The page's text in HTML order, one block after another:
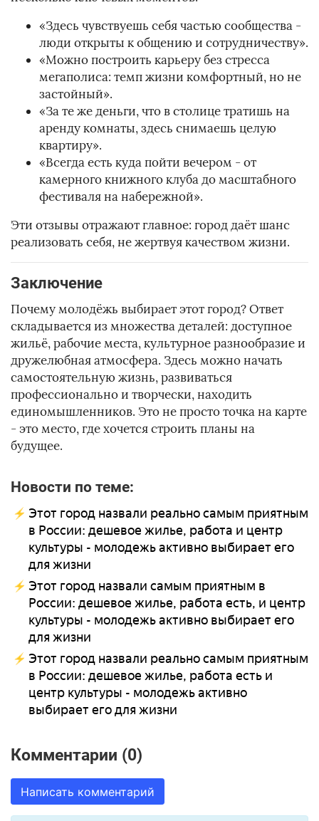
«Здесь чувствуешь себя частью сообщества -
люди открыты к общению и сотрудничеству».
«Можно построить карьеру без стресса
мегаполиса: темп жизни комфортный, но не
застойный».
«За те же деньги, что в столице тратишь на
аренду комнаты, здесь снимаешь целую
квартиру».
«Всегда есть куда пойти вечером - от
камерного книжного клуба до масштабного
фестиваля на набережной».
Эти отзывы отражают главное: город даёт шанс
реализовать себя, не жертвуя качеством жизни.
Заключение
Почему молодёжь выбирает этот город? Ответ
складывается из множества деталей: доступное
жильё, рабочие места, культурное разнообразие и
дружелюбная атмосфера. Здесь можно начать
самостоятельную жизнь, развиваться
профессионально и творчески, находить
единомышленников. Это не просто точка на карте
- это место, где хочется строить планы на
будущее.
Новости по теме:
Этот город назвали реально самым приятным
в России: дешевое жилье, работа и центр
культуры - молодежь активно выбирает его
для жизни
Этот город назвали самым приятным в
России: дешевое жилье, работа есть, и центр
культуры - молодежь активно выбирает его
для жизни
Этот город назвали реально самым приятным
в России: дешевое жилье, работа есть и
центр культуры - молодежь активно
выбирает его для жизни
Комментарии (0)
Написать комментарий